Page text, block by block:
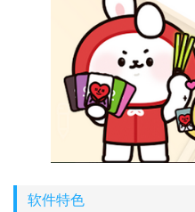
软件特色